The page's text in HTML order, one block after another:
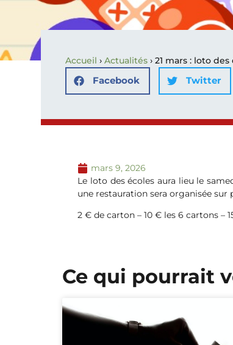
Accueil ›Actualités ›21 mars : loto des
Facebook Twitter
mars 9, 2026
Le loto des écoles aura lieu le
une restauration sera organisée sur
2 € de carton – 10 € les 6 cartons –
Ce qui pourrait